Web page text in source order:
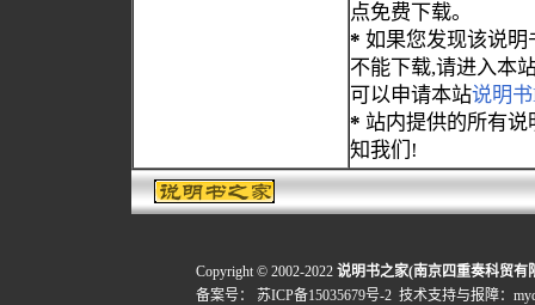
点免费下载。
* 如果您发现该说明
不能下载,请进入本
可以申请本站说明
* 站内提供的所有
知我们!
Copyright © 2002-2022 说明书之家(南京四重奏科贸有
备案号：
苏ICP备15035679号-2 技术支持与报障：